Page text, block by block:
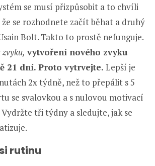
se musí přizpůsobit a to chvíli
se rozhodnete začít běhat a druhý
Bolt. Takto to prostě nefunguje.
vytvoření nového zvyku
21 dní. Proto vytrvejte. Lepší je
2x týdně, než to přepálit s 5
se svalovkou a s nulovou motivací
tři týdny a sledujte, jak se
rutinu